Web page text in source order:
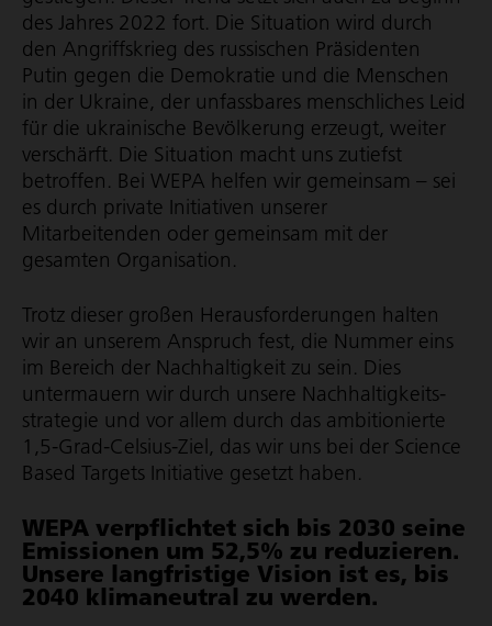
des Jahres 2022 fort. Die Situation wird durch
den Angriffskrieg des russischen Präsidenten
Putin gegen die Demokratie und die Menschen
in der Ukraine, der unfassbares menschliches Leid
für die ukrainische Bevölkerung erzeugt, weiter
verschärft. Die Situation macht uns zutiefst
betroffen. Bei WEPA helfen wir gemeinsam – sei
es durch private Initiativen unserer
Mitarbeitenden oder gemeinsam mit der
gesamten Organisation.
Trotz dieser großen Heraus­for­de­rungen halten
wir an unserem Anspruch fest, die Nummer eins
im Bereich der Nachhaltigkeit zu sein. Dies
untermauern wir durch unsere Nach­hal­tig­keits­
stra­tegie und vor allem durch das ambitionierte
1,5-Grad-Celsius-Ziel, das wir uns bei der Science
Based Targets Initiative gesetzt haben.
WEPA verpflichtet sich bis 2030 seine
Emis­sionen um 52,5% zu redu­zieren.
Unsere lang­fris­tige Vision ist es, bis
2040 klima­neu­tral zu werden.